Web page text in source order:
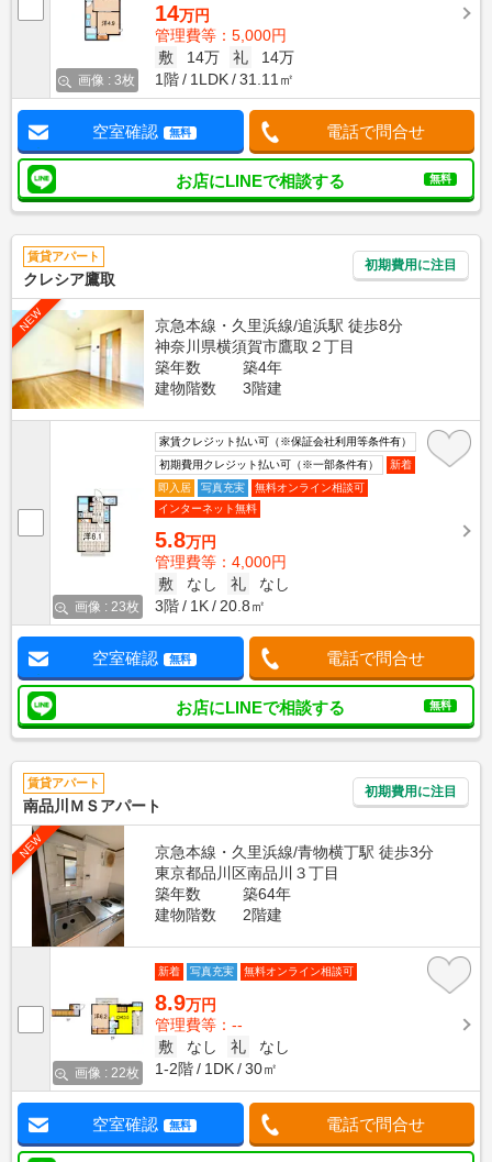
画像 : 3枚
14万円
管理費等：5,000円
敷
14万 礼
14万
1階
1LDK 31.11㎡
空室確認 無料 電話で問合せ
お店にLINEで相談する 無料
賃貸アパート
クレシア鷹取
初期費用に注目
NEW
京急本線・久里浜線/追浜駅 徒歩8分
神奈川県横須賀市鷹取２丁目
築年数
築4年
建物階数
3階建
画像 : 23枚
家賃クレジット払い可（※保証会社利用等条件有）
初期費用クレジット払い可（※一部条件有）
新着
即入居
写真充実
無料オンライン相談可
インターネット無料
5.8万円
管理費等：4,000円
敷
なし 礼
なし
3階
1K 20.8㎡
空室確認 無料 電話で問合せ
お店にLINEで相談する 無料
賃貸アパート
南品川ＭＳアパート
初期費用に注目
NEW
京急本線・久里浜線/青物横丁駅 徒歩3分
東京都品川区南品川３丁目
築年数
築64年
建物階数
2階建
画像 : 22枚
新着 写真充実 無料オンライン相談可
8.9万円
管理費等：--
敷
なし 礼
なし
1-2階
1DK 30㎡
空室確認 無料 電話で問合せ